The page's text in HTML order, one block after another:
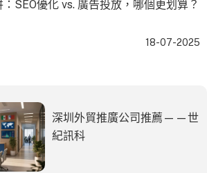
SEO優化 vs. 廣告投放，哪個更划算？
18-07-2025
深圳外貿推廣公司推薦——世
紀訊科